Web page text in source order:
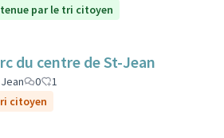
par le tri citoyen
du centre de St-Jean
0
1
citoyen